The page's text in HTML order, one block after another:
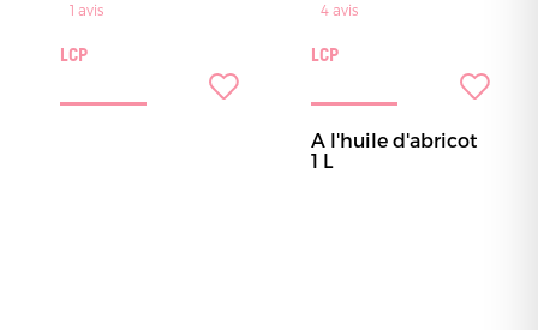
1 avis
LCP
4 avis
LCP
A l'huile d'abricot
1 L